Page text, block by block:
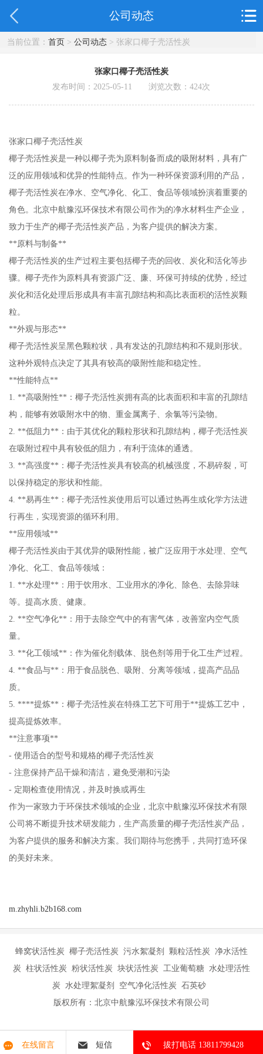
公司动态
当前位置： 首页> 公司动态> 张家口椰子壳活性炭
张家口椰子壳活性炭
发布时间：2025-05-11 浏览次数：424次
张家口椰子壳活性炭
椰子壳活性炭是一种以椰子壳为原料制备而成的吸附材料，具有广
泛的应用领域和优异的性能特点。作为一种环保资源利用的产品，
椰子壳活性炭在净水、空气净化、化工、食品等领域扮演着重要的
角色。北京中航豫泓环保技术有限公司作为的净水材料生产企业，
致力于生产的椰子壳活性炭产品，为客户提供的解决方案。
**原料与制备**
椰子壳活性炭的生产过程主要包括椰子壳的回收、炭化和活化等步
骤。椰子壳作为原料具有资源广泛、廉、环保可持续的优势，经过
炭化和活化处理后形成具有丰富孔隙结构和高比表面积的活性炭颗
粒。
**外观与形态**
椰子壳活性炭呈黑色颗粒状，具有发达的孔隙结构和不规则形状。
这种外观特点决定了其具有较高的吸附性能和稳定性。
**性能特点**
1. **高吸附性**：椰子壳活性炭拥有高的比表面积和丰富的孔隙结
构，能够有效吸附水中的物、重金属离子、余氯等污染物。
2. **低阻力**：由于其优化的颗粒形状和孔隙结构，椰子壳活性炭
在吸附过程中具有较低的阻力，有利于流体的通透。
3. **高强度**：椰子壳活性炭具有较高的机械强度，不易碎裂，可
以保持稳定的形状和性能。
4. **易再生**：椰子壳活性炭使用后可以通过热再生或化学方法进
行再生，实现资源的循环利用。
**应用领域**
椰子壳活性炭由于其优异的吸附性能，被广泛应用于水处理、空气
净化、化工、食品等领域：
1. **水处理**：用于饮用水、工业用水的净化、除色、去除异味
等。提高水质、健康。
2. **空气净化**：用于去除空气中的有害气体，改善室内空气质
量。
3. **化工领域**：作为催化剂载体、脱色剂等用于化工生产过程。
4. **食品与**：用于食品脱色、吸附、分离等领域，提高产品品
质。
5. ****提炼**：椰子壳活性炭在特殊工艺下可用于**提炼工艺中，
提高提炼效率。
**注意事项**
- 使用适合的型号和规格的椰子壳活性炭
- 注意保持产品干燥和清洁，避免受潮和污染
- 定期检查使用情况，并及时换或再生
作为一家致力于环保技术领域的企业，北京中航豫泓环保技术有限
公司将不断提升技术研发能力，生产高质量的椰子壳活性炭产品，
为客户提供的服务和解决方案。我们期待与您携手，共同打造环保
的美好未来。
m.zhyhli.b2b168.com
蜂窝状活性炭 椰子壳活性炭 污水絮凝剂 颗粒活性炭 净水活性
炭 柱状活性炭 粉状活性炭 块状活性炭 工业葡萄糖 水处理活性
炭 水处理絮凝剂 空气净化活性炭 石英砂
版权所有：北京中航豫泓环保技术有限公司
在线留言 短信 拔打电话 13811799428